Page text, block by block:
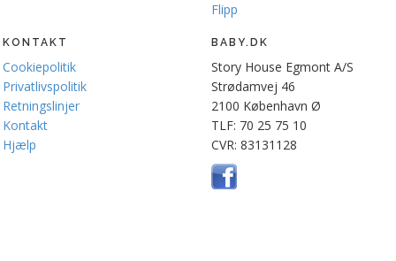
Flipp
KONTAKT
Cookiepolitik
Privatlivspolitik
Retningslinjer
Kontakt
Hjælp
BABY.DK
Story House Egmont A/S
Strødamvej 46
2100 København Ø
TLF: 70 25 75 10
CVR: 83131128